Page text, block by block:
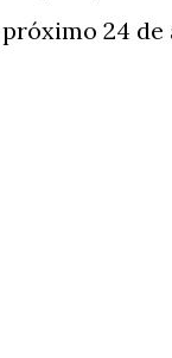
24 de